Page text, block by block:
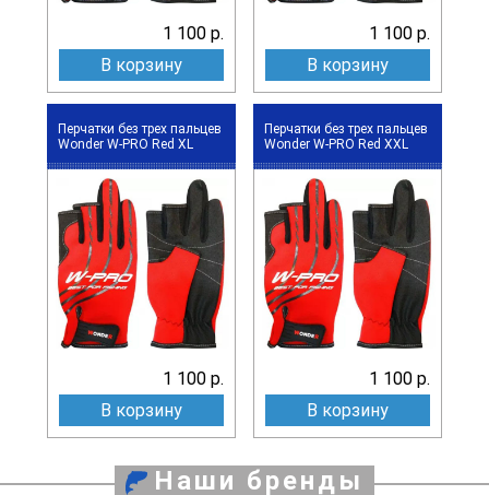
1 100 р.
В корзину
1 100 р.
В корзину
Перчатки без трех пальцев
Wonder W-PRO Red XL
1 100 р.
В корзину
Перчатки без трех пальцев
Wonder W-PRO Red XXL
1 100 р.
В корзину
Наши бренды